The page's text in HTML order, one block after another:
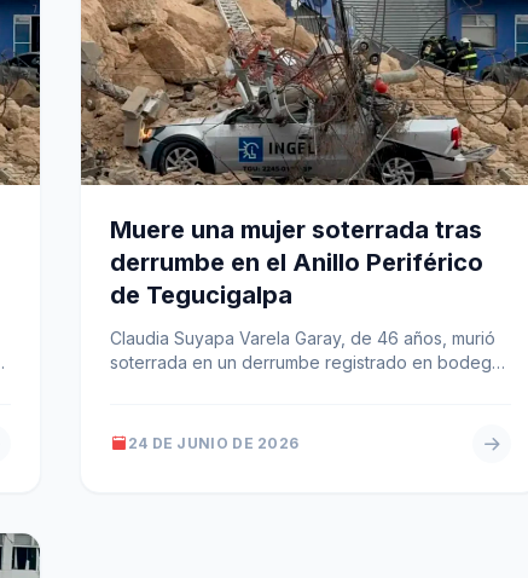
Muere una mujer soterrada tras
derrumbe en el Anillo Periférico
de Tegucigalpa
Claudia Suyapa Varela Garay, de 46 años, murió
soterrada en un derrumbe registrado en bodegas
24 DE JUNIO DE 2026